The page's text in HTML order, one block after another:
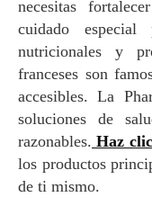
necesitas
cuidado
nutricionales y
franceses son
accesibles. La
soluciones de
razonables. Haz
los productos
de ti mismo.